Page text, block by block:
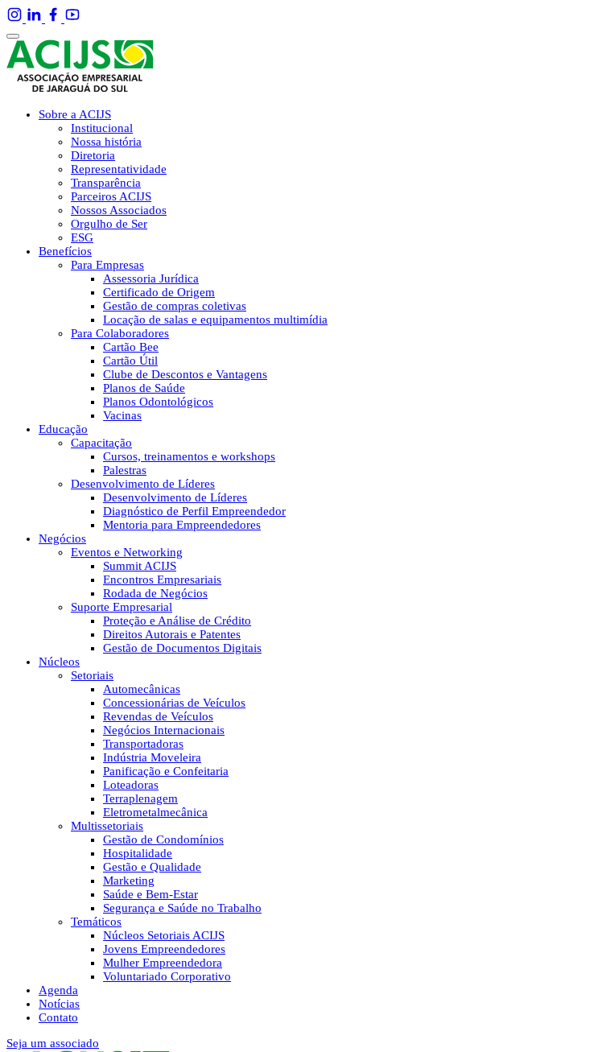
Sobre a ACIJS
Institucional
Nossa história
Diretoria
Representatividade
Transparência
Parceiros ACIJS
Nossos Associados
Orgulho de Ser
ESG
Benefícios
Para Empresas
Assessoria Jurídica
Certificado de Origem
Gestão de compras coletivas
Locação de salas e equipamentos multimídia
Para Colaboradores
Cartão Bee
Cartão Útil
Clube de Descontos e Vantagens
Planos de Saúde
Planos Odontológicos
Vacinas
Educação
Capacitação
Cursos, treinamentos e workshops
Palestras
Desenvolvimento de Líderes
Desenvolvimento de Líderes
Diagnóstico de Perfil Empreendedor
Mentoria para Empreendedores
Negócios
Eventos e Networking
Summit ACIJS
Encontros Empresariais
Rodada de Negócios
Suporte Empresarial
Proteção e Análise de Crédito
Direitos Autorais e Patentes
Gestão de Documentos Digitais
Núcleos
Setoriais
Automecânicas
Concessionárias de Veículos
Revendas de Veículos
Negócios Internacionais
Transportadoras
Indústria Moveleira
Panificação e Confeitaria
Loteadoras
Terraplenagem
Eletrometalmecânica
Multissetoriais
Gestão de Condomínios
Hospitalidade
Gestão e Qualidade
Marketing
Saúde e Bem-Estar
Segurança e Saúde no Trabalho
Temáticos
Núcleos Setoriais ACIJS
Jovens Empreendedores
Mulher Empreendedora
Voluntariado Corporativo
Agenda
Notícias
Contato
Seja um associado